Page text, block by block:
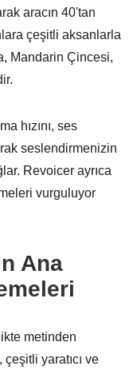
aracın 40'tan
çeşitli aksanlarla
Mandarin Çincesi,
hızını, ses
seslendirmenizin
Revoicer ayrıca
vurguluyor
Ana
metinden
yaratıcı ve